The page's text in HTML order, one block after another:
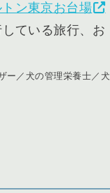
トン東京お台場
ている旅行、お
ー／犬の管理栄養士／犬